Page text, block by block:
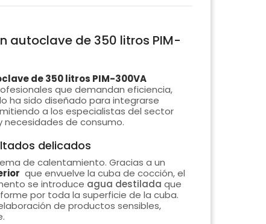
autoclave de 350 litros PIM-
de 350 litros PIM-300VA
que demandan eficiencia,
ha sido diseñado para integrarse
a los especialistas del sector
de consumo.
delicados
de calentamiento. Gracias a un
que envuelve la cuba de cocción, el
se introduce agua destilada que
por toda la superficie de la cuba.
de productos sensibles,